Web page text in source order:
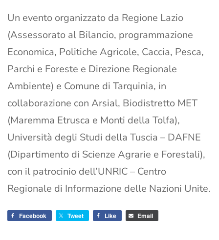
Un evento organizzato da Regione Lazio
(Assessorato al Bilancio, programmazione
Economica, Politiche Agricole, Caccia, Pesca,
Parchi e Foreste e Direzione Regionale
Ambiente) e Comune di Tarquinia, in
collaborazione con Arsial, Biodistretto MET
(Maremma Etrusca e Monti della Tolfa),
Università degli Studi della Tuscia – DAFNE
(Dipartimento di Scienze Agrarie e Forestali),
con il patrocinio dell’UNRIC – Centro
Regionale di Informazione delle Nazioni Unite.
Facebook Tweet Like Email